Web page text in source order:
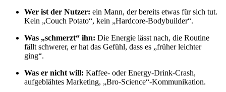
Wer ist der Nutzer: ein Mann, der bereits etwas für sich tut.
Kein „Couch Potato“, kein „Hardcore-Bodybuilder“.
Was „schmerzt“ ihn: Die Energie lässt nach, die Routine
fällt schwerer, er hat das Gefühl, dass es „früher leichter
ging“.
Was er nicht will: Kaffee- oder Energy-Drink‑Crash,
aufgeblähtes Marketing, „Bro‑Science“-Kommunikation.